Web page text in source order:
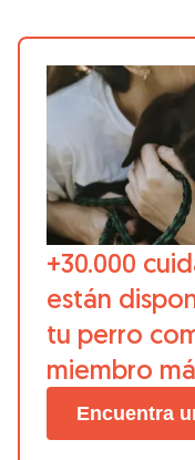
+30.000
están
tu perro
miembro
Encuentra